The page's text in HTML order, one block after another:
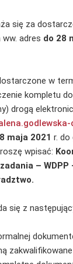
się za
ww. adres do 28
w
kompletu
drogą
maja 2021 r. do
wpisać:
– WDPP
się z